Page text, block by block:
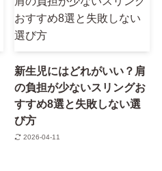
新生児にはどれがいい？肩
の負担が少ないスリングお
すすめ8選と失敗しない選
び方
2026-04-11